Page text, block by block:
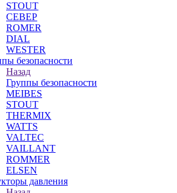
STOUT
СЕВЕР
ROMER
DIAL
WESTER
безопасности
Назад
Группы безопасности
MEIBES
STOUT
THERMIX
WATTS
VALTEC
VAILLANT
ROMMER
ELSEN
давления